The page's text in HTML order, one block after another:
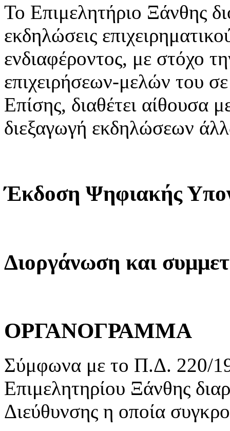
Το Επιμελητήριο Ξάνθης
εκδηλώσεις
ενδιαφέροντος, με στόχο
επιχειρήσεων-μελών του
Επίσης, διαθέτει αίθουσα
διεξαγωγή εκδηλώσεων
Έκδοση Ψηφιακής
Διοργάνωση και
ΟΡΓΑΝΟΓΡΑΜΜΑ
Σύμφωνα με το Π.Δ. 220/
Επιμελητηρίου Ξάνθης
Διεύθυνσης η οποία